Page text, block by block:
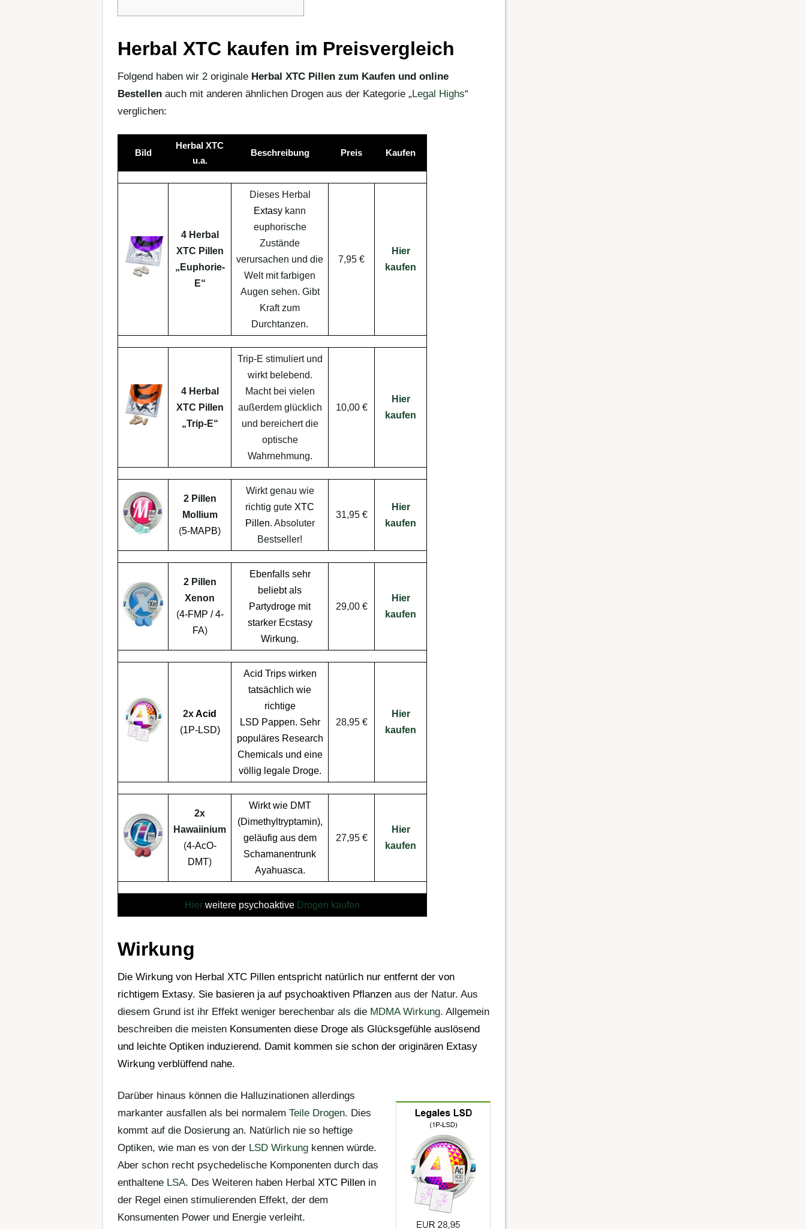
Herbal XTC kaufen im Preisvergleich
Folgend haben wir 2 originale Herbal XTC Pillen zum Kaufen und online
Bestellen auch mit anderen ähnlichen Drogen aus der Kategorie „Legal Highs“
verglichen:
Bild
Herbal XTC
u.a.
Beschreibung Preis Kaufen
4 Herbal
XTC Pillen
„Euphorie-
E“
Dieses Herbal
Extasy kann
euphorische
Zustände
verursachen und die
Welt mit farbigen
Augen sehen. Gibt
Kraft zum
Durchtanzen.
7,95 €
Hier
kaufen
4 Herbal
XTC Pillen
„Trip-E“
Trip-E stimuliert und
wirkt belebend.
Macht bei vielen
außerdem glücklich
und bereichert die
optische
Wahrnehmung.
10,00 €
Hier
kaufen
2 Pillen
Mollium
(5-MAPB)
Wirkt genau wie
richtig gute XTC
Pillen. Absoluter
Bestseller!
31,95 €
Hier
kaufen
2 Pillen
Xenon
(4-FMP / 4-
FA)
Ebenfalls sehr
beliebt als
Partydroge mit
starker Ecstasy
Wirkung.
29,00 €
Hier
kaufen
2xAcid
(1P-LSD)
Acid Tripswirken
tatsächlich wie
richtige
LSD Pappen. Sehr
populäres Research
Chemicalsund eine
völlig legale Droge.
28,95 €
Hier
kaufen
2x
Hawaiinium
(4-AcO-
DMT)
Wirkt wie DMT
(Dimethyltryptamin),
geläufig aus dem
Schamanentrunk
Ayahuasca.
27,95 €
Hier
kaufen
Hier weitere psychoaktive Drogen kaufen
Wirkung
Die Wirkung von Herbal XTC Pillen entspricht natürlich nur entfernt der von
richtigem Extasy. Sie basieren ja auf psychoaktiven Pflanzen aus der Natur. Aus
diesem Grund ist ihr Effekt weniger berechenbar als die MDMA Wirkung. Allgemein
beschreiben die meisten Konsumenten diese Droge als Glücksgefühle auslösend
und leichte Optiken induzierend. Damit kommen sie schon der originären Extasy
Wirkung verblüffend nahe.
Darüber hinaus können die Halluzinationen allerdings
markanter ausfallen als bei normalem Teile Drogen. Dies
kommt auf die Dosierung an. Natürlich nie so heftige
Optiken, wie man es von der LSD Wirkung kennen würde.
Aber schon recht psychedelische Komponenten durch das
enthaltene LSA. Des Weiteren haben Herbal XTC Pillen in
der Regel einen stimulierenden Effekt, der dem
Konsumenten Power und Energie verleiht.